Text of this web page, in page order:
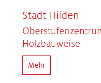
Stadt Hilden
Holzbauweise
Mehr